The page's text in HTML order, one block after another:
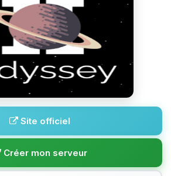
Site officiel
Créer mon serveur